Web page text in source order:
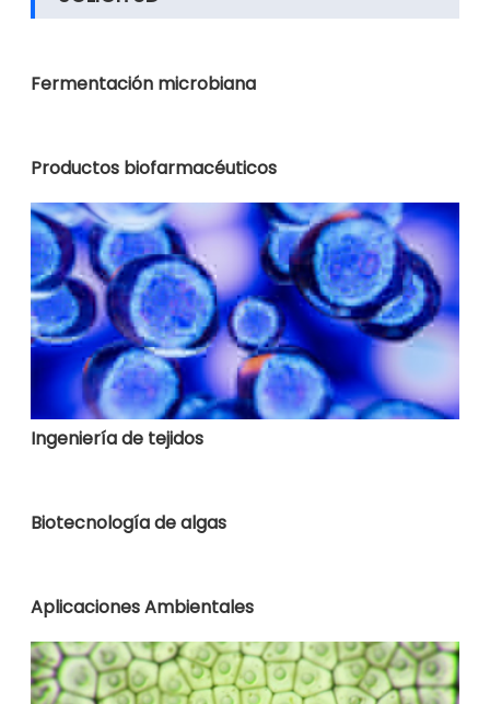
Fermentación microbiana
Productos biofarmacéuticos
Ingeniería de tejidos
Biotecnología de algas
Aplicaciones Ambientales